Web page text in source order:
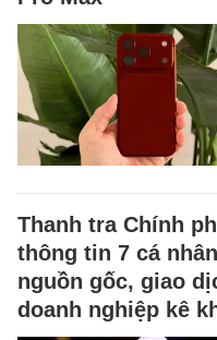
Thanh tra Chính
thông tin 7 cá
nguồn gốc, giao
doanh nghiệp kê